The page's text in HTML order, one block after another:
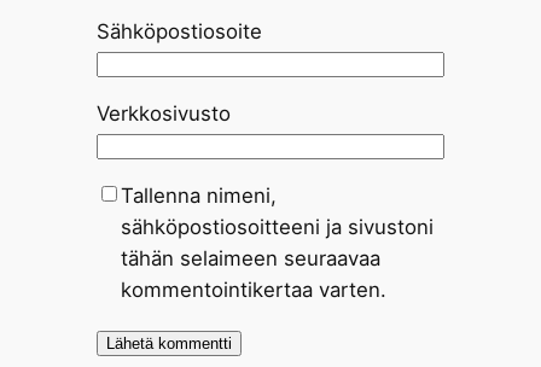
Sähköpostiosoite
Verkkosivusto
Tallenna nimeni,
sähköpostiosoitteeni ja sivustoni
tähän selaimeen seuraavaa
kommentointikertaa varten.